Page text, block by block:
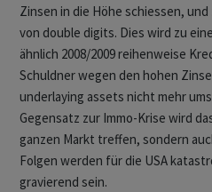
Zinsen in die Höhe schiessen,
von double digits. Dies wird zu
ähnlich 2008/2009 reihenweise
Schuldner wegen den hohen
underlaying assets nicht mehr
Gegensatz zur Immo-Krise wird
ganzen Markt treffen, sondern
Folgen werden für die USA
gravierend sein.